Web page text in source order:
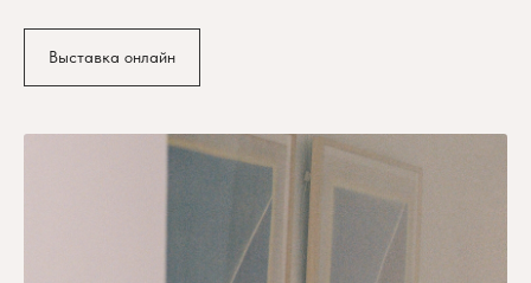
Выставка онлайн